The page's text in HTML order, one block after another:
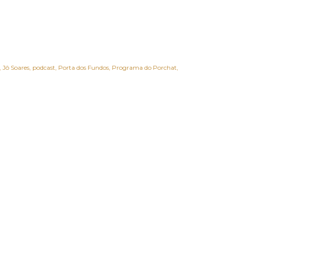
Jô Soares podcast Porta dos Fundos Programa do Porchat